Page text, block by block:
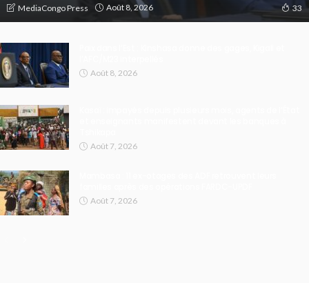
MediaCongo Press Août 8, 2026 33
Août 8, 2026
Août 7, 2026
Août 7, 2026